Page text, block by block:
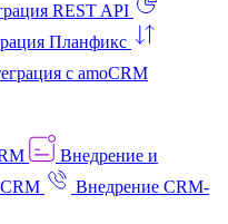
REST API
Планфикс
с amoCRM
Внедрение и
Внедрение CRM-